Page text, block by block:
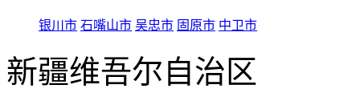
银川市 石嘴山市 吴忠市 固原市 中卫市
新疆维吾尔自治区